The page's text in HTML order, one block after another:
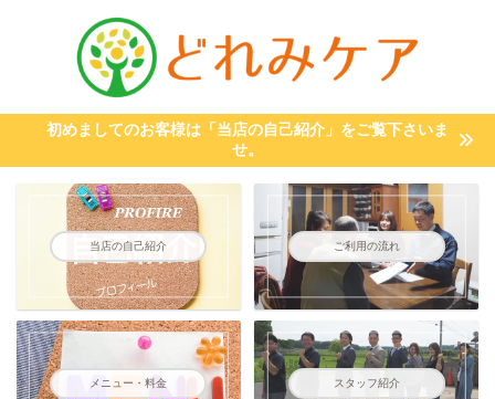
初めましてのお客様は「当店の自己紹介」をご覧下さいま
せ。
当店の自己紹介 ご利用の流れ
メニュー・料金 スタッフ紹介